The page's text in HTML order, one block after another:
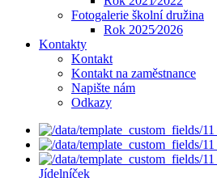
Fotogalerie školní družina
Rok 2025⁄2026
Kontakty
Kontakt
Kontakt na zaměstnance
Napište nám
Odkazy
Jídelníček